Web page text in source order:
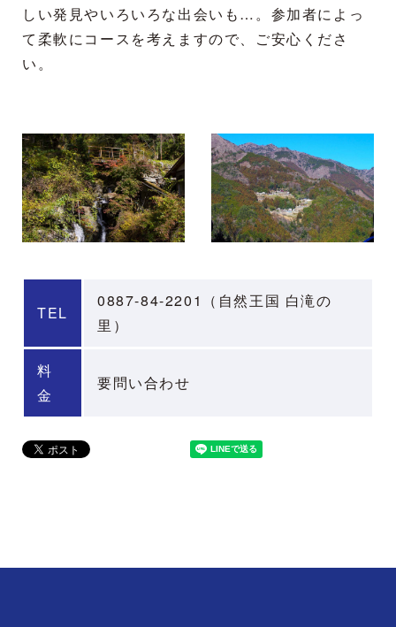
しい発見やいろいろな出会いも…。参加者によっ
て柔軟にコースを考えますので、ご安心くださ
い。
TEL
0887-84-2201（自然王国 白滝の
里）
料
金
要問い合わせ